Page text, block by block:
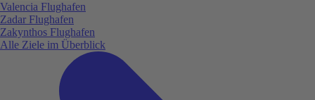
Valencia Flughafen
Zadar Flughafen
Zakynthos Flughafen
Alle Ziele im Überblick